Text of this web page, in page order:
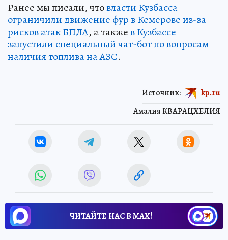
Ранее мы писали, чтовласти Кузбасса
ограничили движение фур в Кемерове из-за
рисков атак БПЛА, а такжев Кузбассе
запустили специальный чат-бот по вопросам
наличия топлива на АЗС.
Амалия КВАРАЦХЕЛИЯ
Источник: kp.ru
ЧИТАЙТЕ НАС В МАХ!